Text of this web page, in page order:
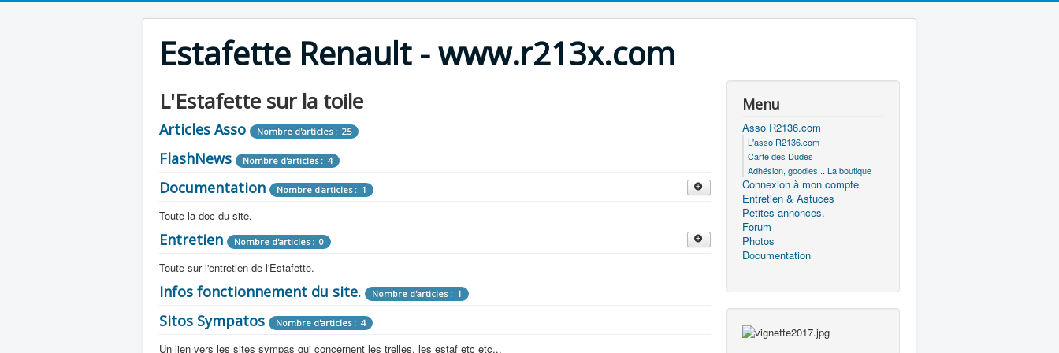
Estafette Renault - www.r213x.com
L'Estafette sur la toile
Articles Asso Nombre d'articles : 25
FlashNews Nombre d'articles : 4
Documentation Nombre d'articles : 1
Toute la doc du site.
Revue de Presse Nombre d'articles : 9
Tous les articles que l'on a vu sur l'estafette !
Camping Car Nombre d'articles : 3
Toute la doc sur les camping cars ou aménagements d'époque.
Documentation Nombre d'articles : 13
Entretien Nombre d'articles : 0
Toute sur l'entretien de l'Estafette.
Mécanique Nombre d'articles : 0
Moteur Nombre d'articles : 14
Electricité Nombre d'articles : 0
Infos fonctionnement du site. Nombre d'articles : 1
Sitos Sympatos Nombre d'articles : 4
Un lien vers les sites sympas qui concernent les trelles, les estaf etc etc...
Menu
Asso R2136.com
L'asso R2136.com
Carte des Dudes
Adhésion, goodies... La boutique !
Connexion à mon compte
Entretien & Astuces
Petites annonces.
Forum
Photos
Documentation